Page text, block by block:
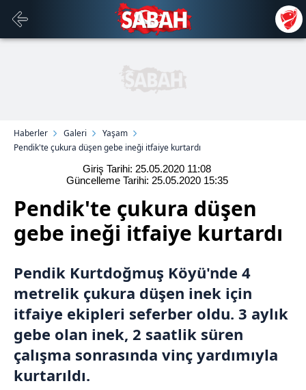
Haberler Galeri
Yaşam
Pendik'te çukura düşen gebe ineği itfaiye kurtardı
Giriş Tarihi: 25.05.2020 11:08
Güncelleme Tarihi: 25.05.2020 15:35
Pendik'te çukura düşen
gebe ineği itfaiye kurtardı
Pendik Kurtdoğmuş Köyü'nde 4
metrelik çukura düşen inek için
itfaiye ekipleri seferber oldu. 3 aylık
gebe olan inek, 2 saatlik süren
çalışma sonrasında vinç yardımıyla
kurtarıldı.